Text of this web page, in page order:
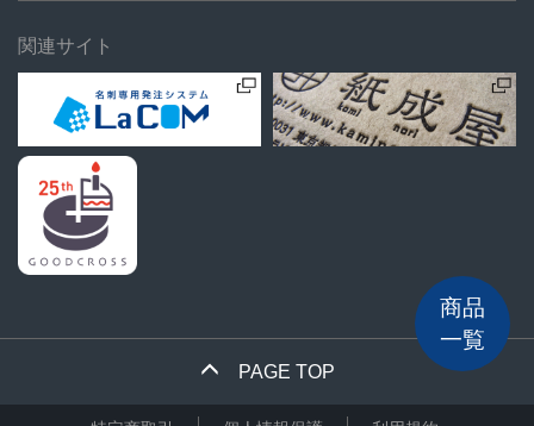
関連サイト
PAGE TOP
商品
一覧